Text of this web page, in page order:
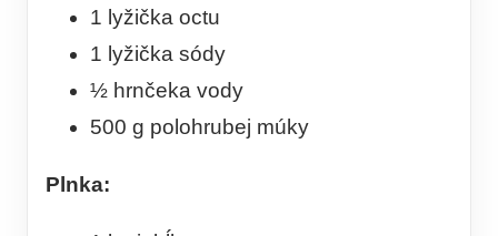
1 lyžička octu
1 lyžička sódy
½ hrnčeka vody
500 g polohrubej múky
Plnka: